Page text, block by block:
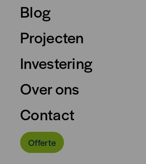
Blog
Projecten
Investering
Over ons
Contact
Offerte